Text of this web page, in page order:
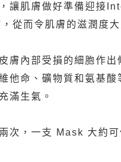
讓肌膚做好準備迎接
從而令肌膚的滋潤度大
膚內部受損的細胞作出
他命、礦物質和氨基酸
滿生氣。
次，一支 Mask 大約可